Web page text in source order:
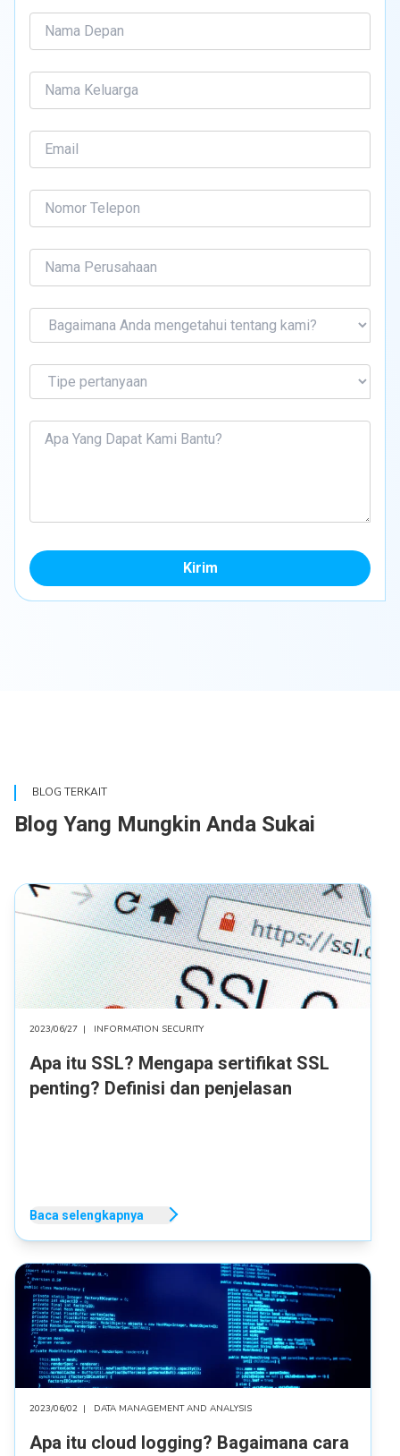
Kirim
BLOG TERKAIT
Blog Yang Mungkin Anda Sukai
2023/06/27 | INFORMATION SECURITY
Apa itu SSL? Mengapa sertifikat SSL
penting? Definisi dan penjelasan
Baca selengkapnya
2023/06/02 | DATA MANAGEMENT AND ANALYSIS
Apa itu cloud logging? Bagaimana cara